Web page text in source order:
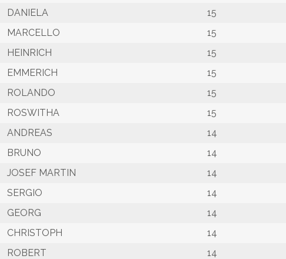
DANIELA
15
MARCELLO
15
HEINRICH
15
EMMERICH
15
ROLANDO
15
ROSWITHA
15
ANDREAS
14
BRUNO
14
JOSEF MARTIN
14
SERGIO
14
GEORG
14
CHRISTOPH
14
ROBERT
14